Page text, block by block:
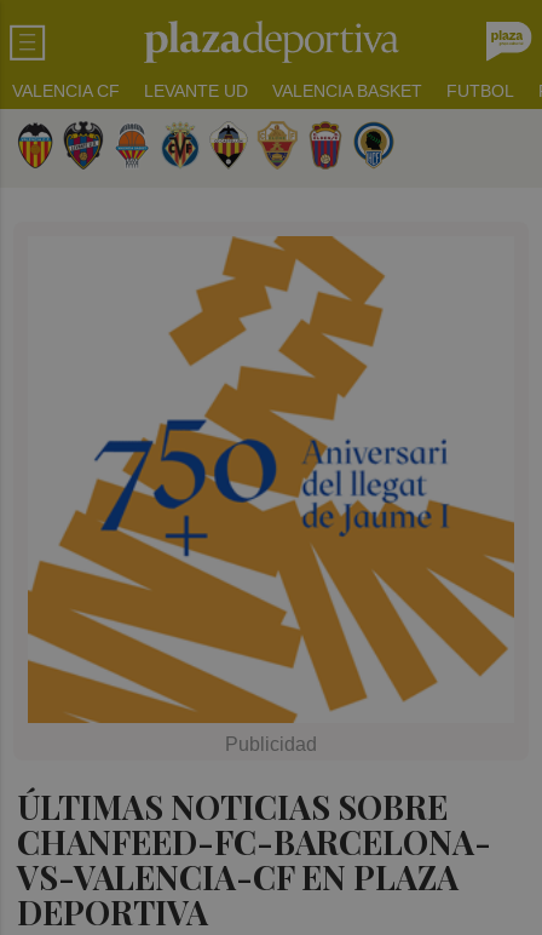
VALENCIA CF LEVANTE UD VALENCIA BASKET FUTBOL
ÚLTIMAS NOTICIAS SOBRE
CHANFEED-FC-BARCELONA-
VS-VALENCIA-CF EN PLAZA
DEPORTIVA